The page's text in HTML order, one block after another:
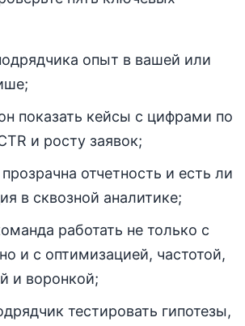
опыт в вашей или
показать кейсы с цифрами по
и росту заявок;
отчетность и есть ли
в сквозной аналитике;
работать не только с
и с оптимизацией, частотой,
и воронкой;
тестировать гипотезы,